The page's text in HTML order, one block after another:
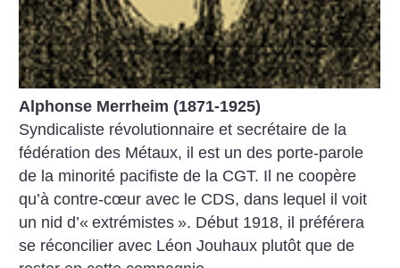
Alphonse Merrheim (1871-1925)
Syndicaliste révolutionnaire et secrétaire de la
fédération des Métaux, il est un des porte-parole
de la minorité pacifiste de la CGT. Il ne coopère
qu’à contre-cœur avec le CDS, dans lequel il voit
un nid d’« extrémistes ». Début 1918, il préférera
se réconcilier avec Léon Jouhaux plutôt que de